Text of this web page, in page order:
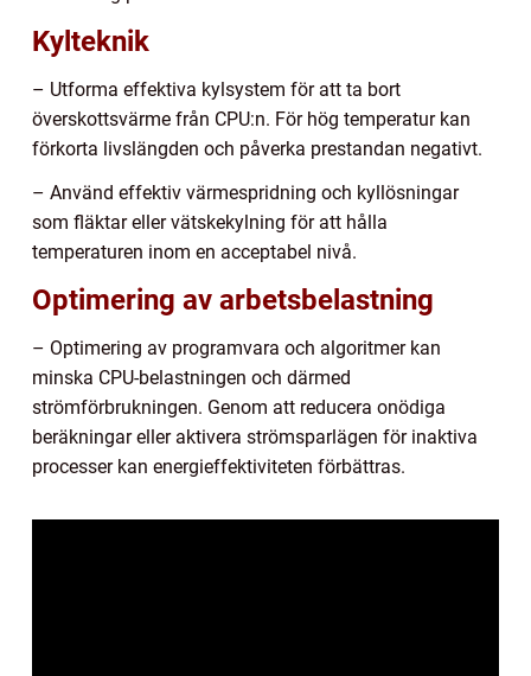
Kylteknik
– Utforma effektiva kylsystem för att ta bort
överskottsvärme från CPU:n. För hög temperatur kan
förkorta livslängden och påverka prestandan negativt.
– Använd effektiv värmespridning och kyllösningar
som fläktar eller vätskekylning för att hålla
temperaturen inom en acceptabel nivå.
Optimering av arbetsbelastning
– Optimering av programvara och algoritmer kan
minska CPU-belastningen och därmed
strömförbrukningen. Genom att reducera onödiga
beräkningar eller aktivera strömsparlägen för inaktiva
processer kan energieffektiviteten förbättras.